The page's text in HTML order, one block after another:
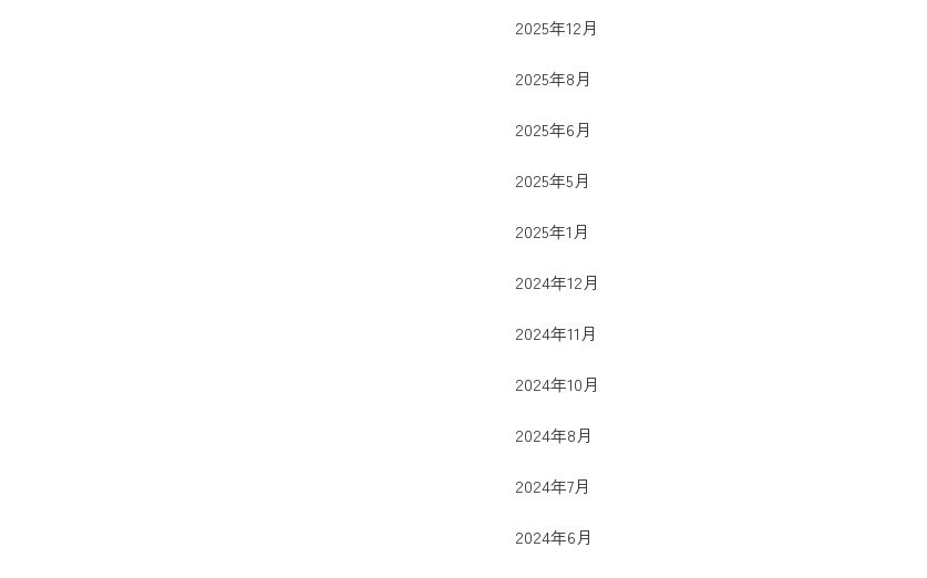
2025年12月
2025年8月
2025年6月
2025年5月
2025年1月
2024年12月
2024年11月
2024年10月
2024年8月
2024年7月
2024年6月